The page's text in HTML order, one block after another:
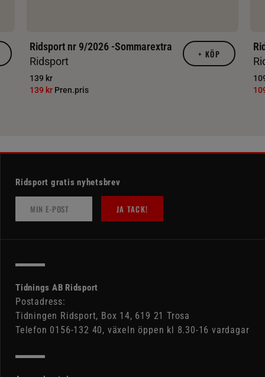
Ridsport nr 9/2026 -Sommarextra
Ridsport
139 kr
139 kr Pren.pris
+ KÖP
Ridsport gratis nyhetsbrev
JA TACK!
Tidnings AB Ridsport
Postadress:
Tidningen Ridsport, Box 14, 619 21 Trosa
Telefon 0156-132 40, växeln öppen kl 8.30-16 vardagar